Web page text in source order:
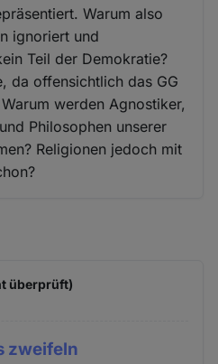
Warum also
ignoriert und
Teil der Demokratie?
da offensichtlich das GG
werden Agnostiker,
Philosophen unserer
Religionen jedoch mit
überprüft)
zweifeln